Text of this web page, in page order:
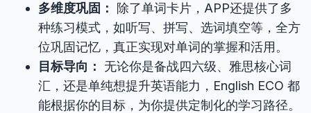
多维度巩固：
除了单词卡片，APP还提供了多
种练习模式，如听写、拼写、选词填空等，全方
位巩固记忆，真正实现对单词的掌握和活用。
目标导向：
无论你是备战四六级、雅思核心词
汇，还是单纯想提升英语能力，English ECO 都
能根据你的目标，为你提供定制化的学习路径。